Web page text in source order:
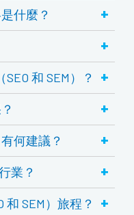
什麼？ +
+
和 SEM）？ +
+
何建議？ +
業？ +
SEM）旅程？ +